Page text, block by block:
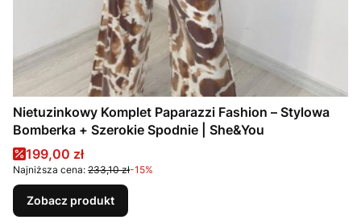
Nietuzinkowy Komplet Paparazzi Fashion – Stylowa
Bomberka + Szerokie Spodnie | She&You
Cena promocyjna
199,00 zł
Najniższa cena: 233,10 zł-15%
Zobacz produkt